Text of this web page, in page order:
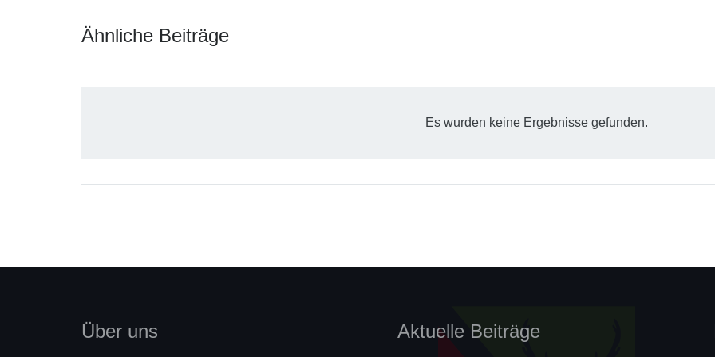
Ähnliche Beiträge
Es wurden keine Ergebnisse gefunden.
Über uns Aktuelle Beiträge